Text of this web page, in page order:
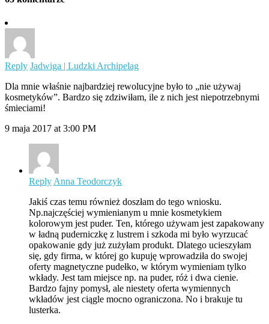
Reply Jadwiga | Ludzki Archipelag
Dla mnie właśnie najbardziej rewolucyjne było to „nie używaj
kosmetyków”. Bardzo się zdziwiłam, ile z nich jest niepotrzebnymi
śmieciami!
9 maja 2017 at 3:00 PM
Reply Anna Teodorczyk
Jakiś czas temu również doszłam do tego wniosku.
Np.najczęściej wymienianym u mnie kosmetykiem
kolorowym jest puder. Ten, którego używam jest zapakowany
w ładną puderniczkę z lustrem i szkoda mi było wyrzucać
opakowanie gdy już zużyłam produkt. Dlatego ucieszyłam
się, gdy firma, w której go kupuję wprowadziła do swojej
oferty magnetyczne pudełko, w którym wymieniam tylko
wkłady. Jest tam miejsce np. na puder, róż i dwa cienie.
Bardzo fajny pomysł, ale niestety oferta wymiennych
wkładów jest ciągle mocno ograniczona. No i brakuje tu
lusterka.